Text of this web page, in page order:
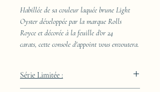
Habillée de sa couleur laquée brune Light
Oyster développée par la marque Rolls
Royce et décorée à la feuille d'or 24
carats, cette console d'appoint vous envoutera.
Série Limitée :